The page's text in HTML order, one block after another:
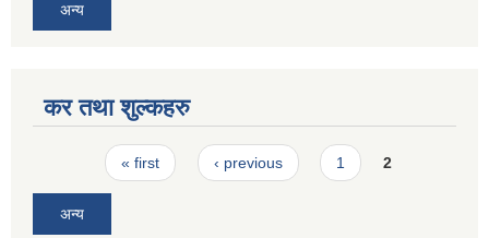
अन्य
कर तथा शुल्कहरु
Pages« first ‹ previous 1 2
अन्य